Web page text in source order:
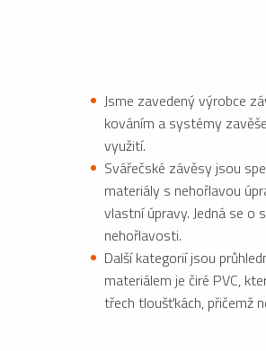
Jsme zavedený výrobce
kováním a systémy
využití.
Svářečské závěsy jsou
materiály s nehořlavou
vlastní úpravy. Jedná se
nehořlavosti.
Další kategorií jsou
materiálem je čiré PVC,
třech tloušťkách, přičemž